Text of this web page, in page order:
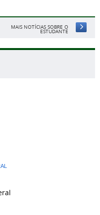
MAIS NOTÍCIAS SOBRE O
ESTUDANTE